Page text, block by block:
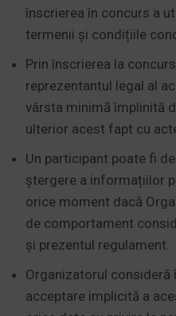
înscrierea în concurs a
termenii și condițiile
Prin înscrierea la
reprezentantul legal al
vârsta minimă împlinită
ulterior acest fapt cu
Un participant poate fi
ștergere a informațiilor
orice moment dacă
de comportament
și prezentul regulament.
Organizatorul consideră
acceptare implicită a